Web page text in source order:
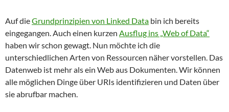
Auf dieGrundprinzipien von Linked Data bin ich bereits
eingegangen. Auch einen kurzen Ausflug ins „Web of Data“
haben wir schon gewagt. Nun möchte ich die
unterschiedlichen Arten von Ressourcen näher vorstellen. Das
Datenweb ist mehr als ein Web aus Dokumenten. Wir können
alle möglichen Dinge über URIs identifizieren und Daten über
sie abrufbar machen.